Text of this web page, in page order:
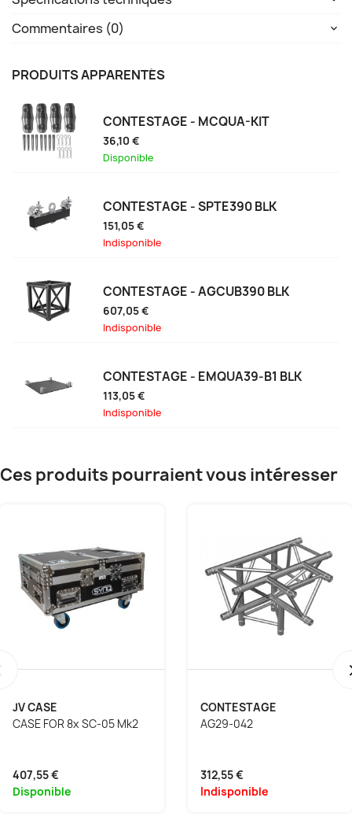
Commentaires (0)
PRODUITS APPARENTÉS
CONTESTAGE - MCQUA-KIT
36,10 €
Disponible
CONTESTAGE - SPTE390 BLK
151,05 €
Indisponible
CONTESTAGE - AGCUB390 BLK
607,05 €
Indisponible
CONTESTAGE - EMQUA39-B1 BLK
113,05 €
Indisponible
Ces produits pourraient vous intéresser
JV CASE
CASE FOR 8x SC-05 Mk2
407,55 €
Disponible
CONTESTAGE
AG29-042
312,55 €
Indisponible